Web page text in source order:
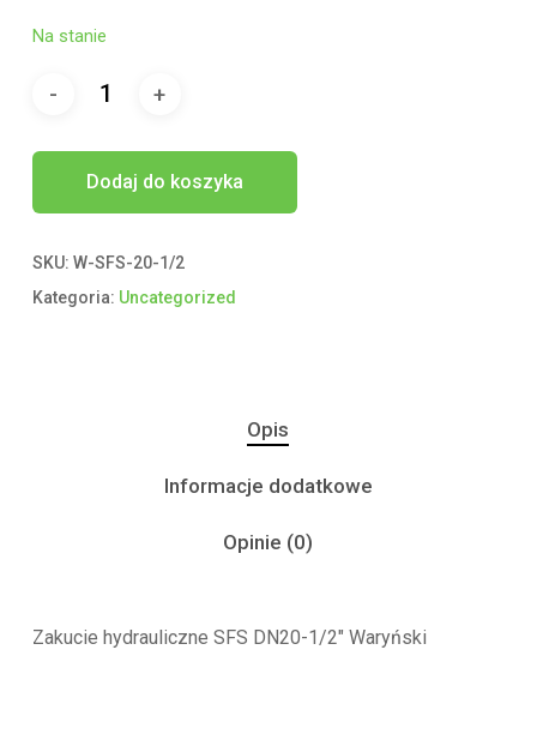
Na stanie
Dodaj do koszyka
SKU: W-SFS-20-1/2
Kategoria: Uncategorized
Opis
Informacje dodatkowe
Opinie (0)
Zakucie hydrauliczne SFS DN20-1/2″ Waryński